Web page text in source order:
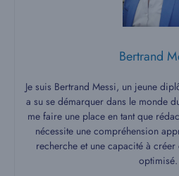
Bertrand
Je suis Bertrand Messi, un jeune
a su se démarquer dans le monde
me faire une place en tant que
nécessite une compréhension
recherche et une capacité à
optimisé.